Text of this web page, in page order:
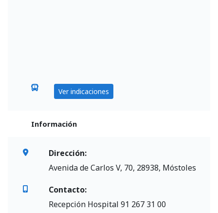
Ver indicaciones
Información
Dirección:
Avenida de Carlos V, 70, 28938, Móstoles
Contacto:
Recepción Hospital 91 267 31 00